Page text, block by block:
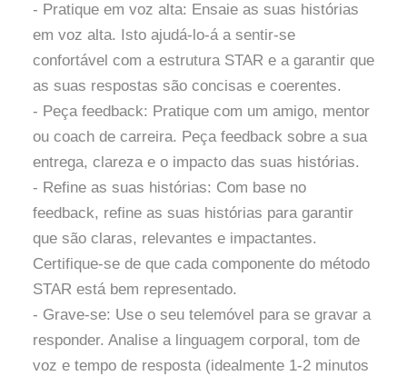
- Pratique em voz alta: Ensaie as suas histórias
em voz alta. Isto ajudá-lo-á a sentir-se
confortável com a estrutura STAR e a garantir que
as suas respostas são concisas e coerentes.
- Peça feedback: Pratique com um amigo, mentor
ou coach de carreira. Peça feedback sobre a sua
entrega, clareza e o impacto das suas histórias.
- Refine as suas histórias: Com base no
feedback, refine as suas histórias para garantir
que são claras, relevantes e impactantes.
Certifique-se de que cada componente do método
STAR está bem representado.
- Grave-se: Use o seu telemóvel para se gravar a
responder. Analise a linguagem corporal, tom de
voz e tempo de resposta (idealmente 1-2 minutos